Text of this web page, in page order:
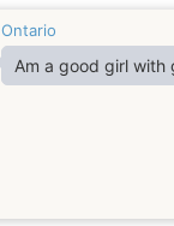
Ontario
Am a good girl with